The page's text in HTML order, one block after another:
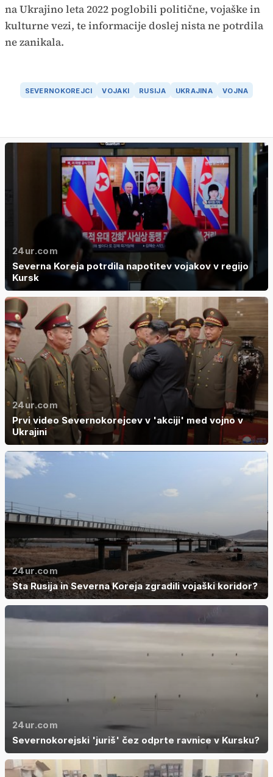
na Ukrajino leta 2022 poglobili politične, vojaške in
kulturne vezi, te informacije doslej nista ne potrdila
ne zanikala.
SEVERNOKOREJCI VOJAKI RUSIJA UKRAJINA VOJNA
24ur.com
Severna Koreja potrdila napotitev vojakov v regijo
Kursk
24ur.com
Prvi video Severnokorejcev v 'akciji' med vojno v
Ukrajini
24ur.com
Sta Rusija in Severna Koreja zgradili vojaški koridor?
24ur.com
Severnokorejski 'juriš' čez odprte ravnice v Kursku?